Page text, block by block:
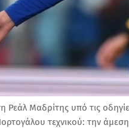
Ρεάλ Μαδρίτης υπό τις
τεχνικού: την